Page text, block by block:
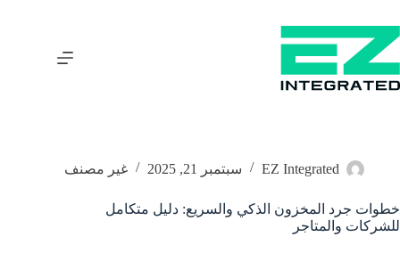
EZ Integrated سبتمبر 21, 2025 غير مصنف
خطوات جرد المخزون الذكي والسريع: دليل متكامل
للشركات والمتاجر